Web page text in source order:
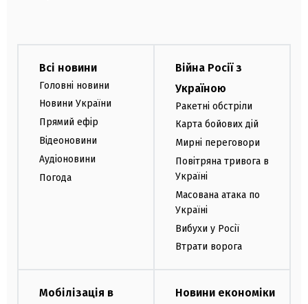
Всі новини
Головні новини
Новини України
Прямий ефір
Відеоновини
Аудіоновини
Погода
Війна Росії з
Україною
Ракетні обстріли
Карта бойових дій
Мирні переговори
Повітряна тривога в
Україні
Масована атака по
Україні
Вибухи у Росії
Втрати ворога
Мобілізація в
Новини економіки